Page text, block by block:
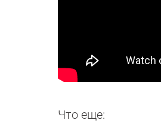
Что еще: